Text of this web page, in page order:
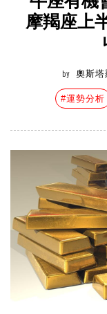
摩羯座上
by 奧斯塔
#運勢分析